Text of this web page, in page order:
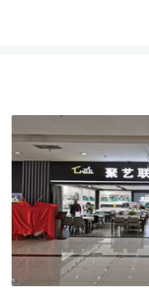
钢木家具生产线、沙发
业合作；国际市场依靠
洲、非洲等，多层次、
发展成为专业的市场供
公司技术中心拥
队，研发的产品获得26
誉称号。2017年被评为“
特新”中小型企业，公司